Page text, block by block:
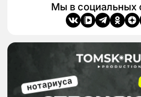
Мы в социальных